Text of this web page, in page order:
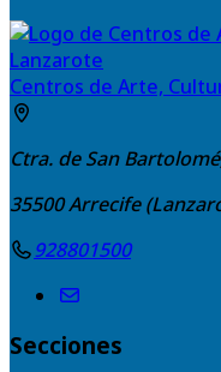
Centros de Arte,
Ctra. de San
35500Arrecife
928801500
Secciones